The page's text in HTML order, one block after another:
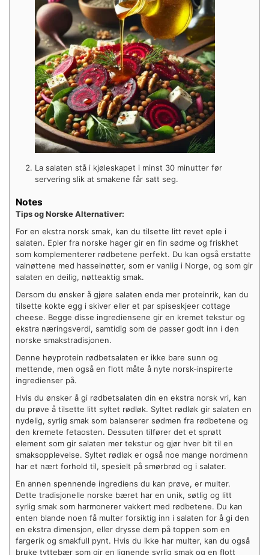
La salaten stå i kjøleskapet i minst 30 minutter før
servering slik at smakene får satt seg.
Notes
Tips og Norske Alternativer:
For en ekstra norsk smak, kan du tilsette litt revet eple i
salaten. Epler fra norske hager gir en fin sødme og friskhet
som komplementerer rødbetene perfekt. Du kan også erstatte
valnøttene med hasselnøtter, som er vanlig i Norge, og som gir
salaten en deilig, nøtteaktig smak.
Dersom du ønsker å gjøre salaten enda mer proteinrik, kan du
tilsette kokte egg i skiver eller et par spiseskjeer cottage
cheese. Begge disse ingrediensene gir en kremet tekstur og
ekstra næringsverdi, samtidig som de passer godt inn i den
norske smakstradisjonen.
Denne høyprotein rødbetsalaten er ikke bare sunn og
mettende, men også en flott måte å nyte norsk-inspirerte
ingredienser på.
Hvis du ønsker å gi rødbetsalaten din en ekstra norsk vri, kan
du prøve å tilsette litt syltet rødløk. Syltet rødløk gir salaten en
nydelig, syrlig smak som balanserer sødmen fra rødbetene og
den kremete fetaosten. Dessuten tilfører det et sprøtt
element som gir salaten mer tekstur og gjør hver bit til en
smaksopplevelse. Syltet rødløk er også noe mange nordmenn
har et nært forhold til, spesielt på smørbrød og i salater.
En annen spennende ingrediens du kan prøve, er multer.
Dette tradisjonelle norske bæret har en unik, søtlig og litt
syrlig smak som harmonerer vakkert med rødbetene. Du kan
enten blande noen få multer forsiktig inn i salaten for å gi den
en ekstra dimensjon, eller drysse dem på toppen som en
fargerik og smakfull pynt. Hvis du ikke har multer, kan du også
bruke tyttebær som gir en lignende syrlig smak og en flott